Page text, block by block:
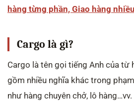
hàng từng phần, Giao hàng
Cargo là gì?
Cargo là tên gọi tiếng Anh của từ
gồm nhiều nghĩa khác trong
như hàng chuyên chở, lô